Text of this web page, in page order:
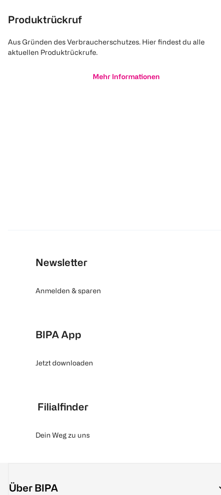
Produktrückruf
Aus Gründen des Verbraucherschutzes. Hier findest du alle
aktuellen Produktrückrufe.
Mehr Informationen
Newsletter
Anmelden & sparen
BIPA App
Jetzt downloaden
Filialfinder
Dein Weg zu uns
Über BIPA